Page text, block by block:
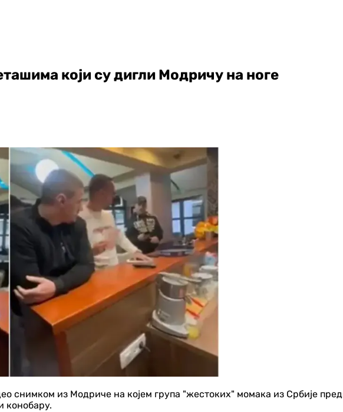
који су дигли Модричу на ноге
снимком из Модриче на којем група "жестоких" момака из Србије
конобару.